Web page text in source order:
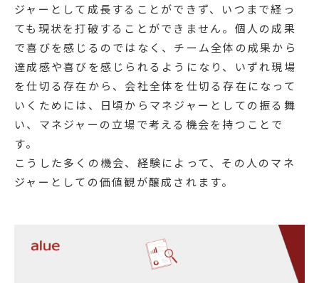
ジャーとして成長することができず、いつまで経っ
ても現状を打破することができません。個人の成果
で喜びを感じるのではなく、チーム全体の成果から
達成感や喜びを感じられるようになり、いずれ現場
を仕切る存在から、会社全体を仕切る存在になって
いくためには、日頃からマネジャーとしての振る舞
い、マネジャーの立場で考える機会を持つことで
す。
こうした多くの機会、経験によって、その人のマネ
ジャーとしての価値観が醸成されます。